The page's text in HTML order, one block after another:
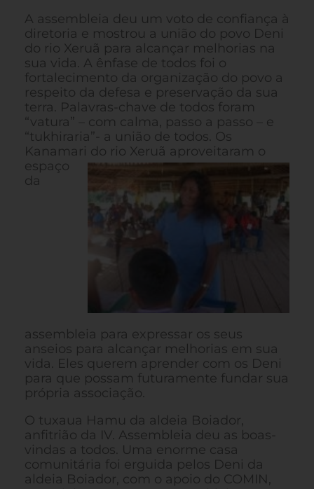
A assembleia deu um voto de confiança à
diretoria e mostrou a união do povo Deni
do rio Xeruã para alcançar melhorias na
sua vida. A ênfase de todos foi o
fortalecimento da organização do povo a
respeito da defesa e preservação da sua
terra. Palavras-chave de todos foram
“vatura” – com calma, passo a passo – e
“tukhiraria”- a união de todos. Os
Kanamari do rio Xeruã aproveitaram o
espaço
da
assembleia para expressar os seus
anseios para alcançar melhorias em sua
vida. Eles querem aprender com os Deni
para que possam futuramente fundar sua
própria associação.
O tuxaua Hamu da aldeia Boiador,
anfitrião da IV. Assembleia deu as boas-
vindas a todos. Uma enorme casa
comunitária foi erguida pelos Deni da
aldeia Boiador, com o apoio do COMIN,